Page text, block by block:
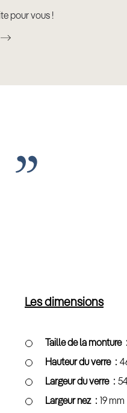
pour vous !
Les dimensions
Taille de la monture
Hauteur du verre
Largeur du verre
Largeur nez
19 mm